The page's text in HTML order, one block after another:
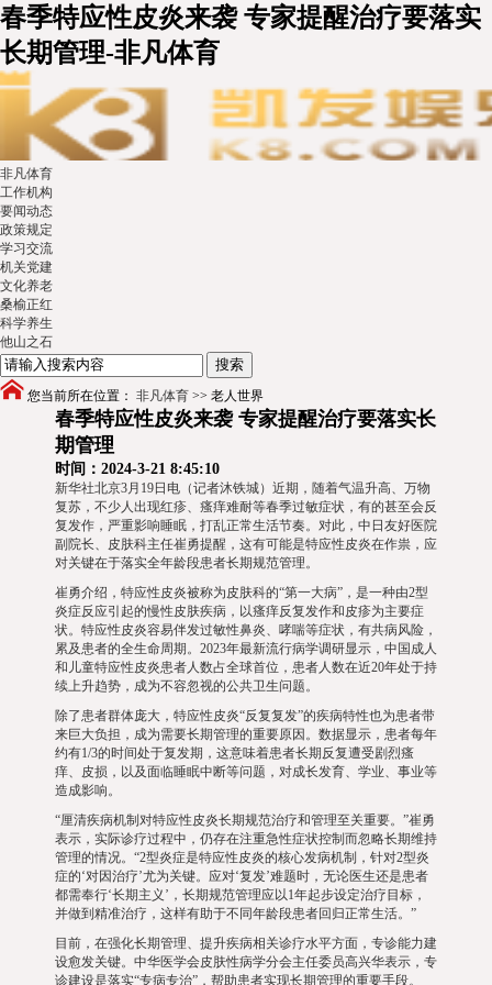
春季特应性皮炎来袭 专家提醒治疗要落实
长期管理-非凡体育
非凡体育
工作机构
要闻动态
政策规定
学习交流
机关党建
文化养老
桑榆正红
科学养生
他山之石
您当前所在位置： 非凡体育 >> 老人世界
春季特应性皮炎来袭 专家提醒治疗要落实长
期管理
时间：2024-3-21 8:45:10
新华社北京3月19日电（记者沐铁城）近期，随着气温升高、万物
复苏，不少人出现红疹、瘙痒难耐等春季过敏症状，有的甚至会反
复发作，严重影响睡眠，打乱正常生活节奏。对此，中日友好医院
副院长、皮肤科主任崔勇提醒，这有可能是特应性皮炎在作祟，应
对关键在于落实全年龄段患者长期规范管理。
崔勇介绍，特应性皮炎被称为皮肤科的“第一大病”，是一种由2型
炎症反应引起的慢性皮肤疾病，以瘙痒反复发作和皮疹为主要症
状。特应性皮炎容易伴发过敏性鼻炎、哮喘等症状，有共病风险，
累及患者的全生命周期。2023年最新流行病学调研显示，中国成人
和儿童特应性皮炎患者人数占全球首位，患者人数在近20年处于持
续上升趋势，成为不容忽视的公共卫生问题。
除了患者群体庞大，特应性皮炎“反复复发”的疾病特性也为患者带
来巨大负担，成为需要长期管理的重要原因。数据显示，患者每年
约有1/3的时间处于复发期，这意味着患者长期反复遭受剧烈瘙
痒、皮损，以及面临睡眠中断等问题，对成长发育、学业、事业等
造成影响。
“厘清疾病机制对特应性皮炎长期规范治疗和管理至关重要。”崔勇
表示，实际诊疗过程中，仍存在注重急性症状控制而忽略长期维持
管理的情况。“2型炎症是特应性皮炎的核心发病机制，针对2型炎
症的‘对因治疗’尤为关键。应对‘复发’难题时，无论医生还是患者
都需奉行‘长期主义’，长期规范管理应以1年起步设定治疗目标，
并做到精准治疗，这样有助于不同年龄段患者回归正常生活。”
目前，在强化长期管理、提升疾病相关诊疗水平方面，专诊能力建
设愈发关键。中华医学会皮肤性病学分会主任委员高兴华表示，专
诊建设是落实“专病专治”，帮助患者实现长期管理的重要手段。